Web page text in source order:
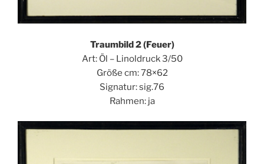
Traumbild 2 (Feuer)
Art: Öl – Linoldruck 3/50
Größe cm: 78×62
Signatur: sig.76
Rahmen: ja